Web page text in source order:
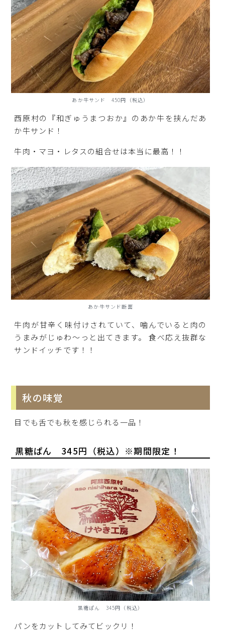
あか牛サンド 450円（税込）
西原村の『和ぎゅうまつおか』のあか牛を挟んだあ
か牛サンド！
牛肉・マヨ・レタスの組合せは本当に最高！！
あか牛サンド断面
牛肉が甘辛く味付けされていて、噛んでいると肉の
うまみがじゅわ～っと出てきます。 食べ応え抜群な
サンドイッチです！！
秋の味覚
目でも舌でも秋を感じられる一品！
黒糖ぱん 345円（税込）※期間限定！
黒糖ぱん 345円（税込）
パンをカットしてみてビックリ！